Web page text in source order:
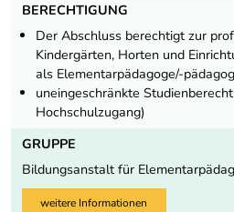
BERECHTIGUNG
Der Abschluss berechtigt zur
Kindergärten, Horten und
als Elementarpädagoge/-
uneingeschränkte
Hochschulzugang)
GRUPPE
Bildungsanstalt für
weitere Informationen